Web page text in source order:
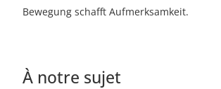
Bewegung schafft Aufmerksamkeit.
À notre sujet